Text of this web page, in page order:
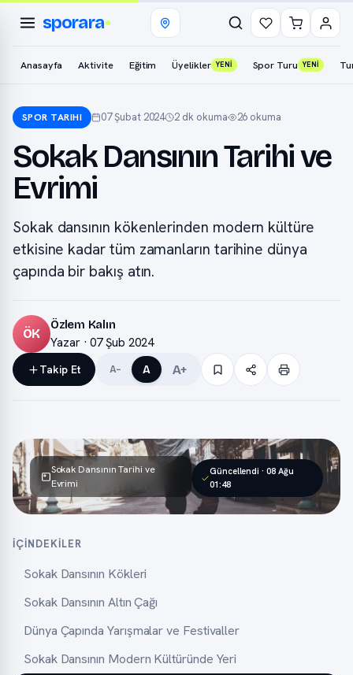
sporara
Anasayfa Aktivite Eğitim Üyelikler YENİ Spor Turu YENİ
SPOR TARIHI 07 Şubat 2024 2 dk okuma 26 okuma
Sokak Dansının Tarihi ve
Evrimi
Sokak dansının kökenlerinden modern kültüre
etkisine kadar tüm zamanların tarihine dünya
çapında bir bakış atın.
ÖK
Özlem Kalın
Yazar · 07 Şub 2024
Takip Et A− A A+
Sokak Dansının Tarihi ve
Evrimi
Güncellendi · 08 Ağu
01:48
İÇINDEKILER
Sokak Dansının Kökleri
Sokak Dansının Altın Çağı
Dünya Çapında Yarışmalar ve Festivaller
Sokak Dansının Modern Kültüründe Yeri